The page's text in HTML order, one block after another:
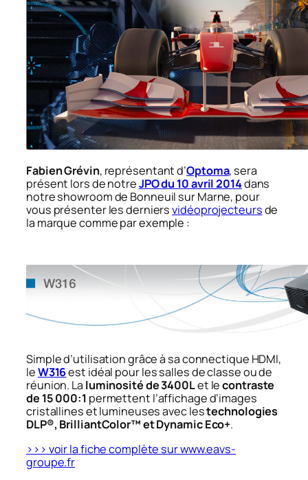
Fabien Grévin, représentant d’Optoma, sera
présent lors de notreJPO du 10 avril 2014dans
notre showroom de Bonneuil sur Marne, pour
vous présenter les derniersvidéoprojecteursde
la marque comme par exemple :
Simple d’utilisation grâce à sa connectique HDMI,
leW316est idéal pour les salles de classe ou de
réunion. La luminosité de 3400Let lecontraste
de 15 000:1 permettent l’affichage d’images
cristallines et lumineuses avec lestechnologies
DLP®, BrilliantColor™ et Dynamic Eco+.
>>> voir la fiche complète sur www.eavs-
groupe.fr